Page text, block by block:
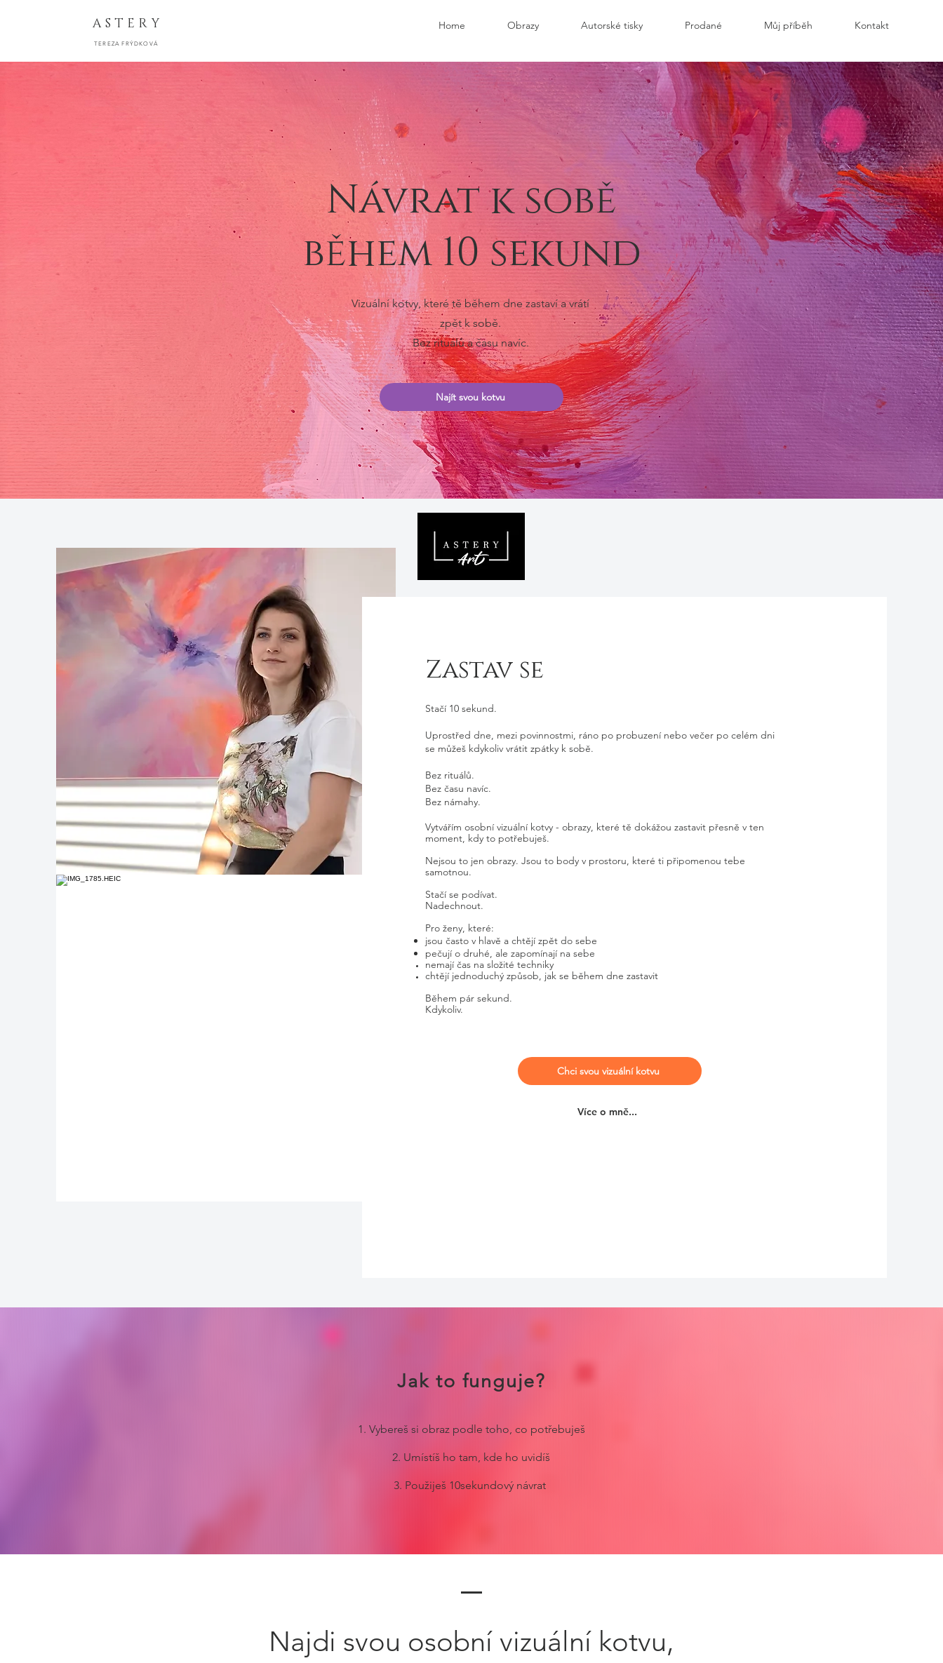
TEREZA FRÝDKOVÁ
A S T E R Y Home Obrazy Autorské tisky Prodané Můj příběh Kontakt
Návrat k sobě
během 10 sekund
Vizuální kotvy, které tě během dne zastaví a vrátí
zpět k sobě.
Bez rituálů a času navíc.
Najít svou kotvu
Zastav se
​Stačí 10 sekund.
Uprostřed dne, mezi povinnostmi, ráno po probuzení nebo večer po celém dni
se můžeš kdykoliv vrátit zpátky k sobě.
Bez rituálů.
Bez času navíc.
Bez námahy.
Vytvářím osobní vizuální kotvy - obrazy, které tě dokážou zastavit přesně v ten
moment, kdy to potřebuješ.
Nejsou to jen obrazy. Jsou to body v prostoru, které ti připomenou tebe
samotnou.
Stačí se podívat.
Nadechnout.
Pro ženy, které:
jsou často v hlavě a chtějí zpět do sebe
pečují o druhé, ale zapomínají na sebe
nemají čas na složité techniky
chtějí jednoduchý způsob, jak se během dne zastavit
Během pár sekund.
Kdykoliv.
Chci svou vizuální kotvu
Více o mně...
Jak to funguje?
1. Vybereš si obraz podle toho, co potřebuješ
2. Umístíš ho tam, kde ho uvidíš
3. Použiješ 10sekundový návrat
Najdi svou osobní vizuální kotvu,